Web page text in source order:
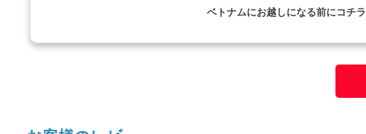
ベトナムにお越しになる前にコチラ